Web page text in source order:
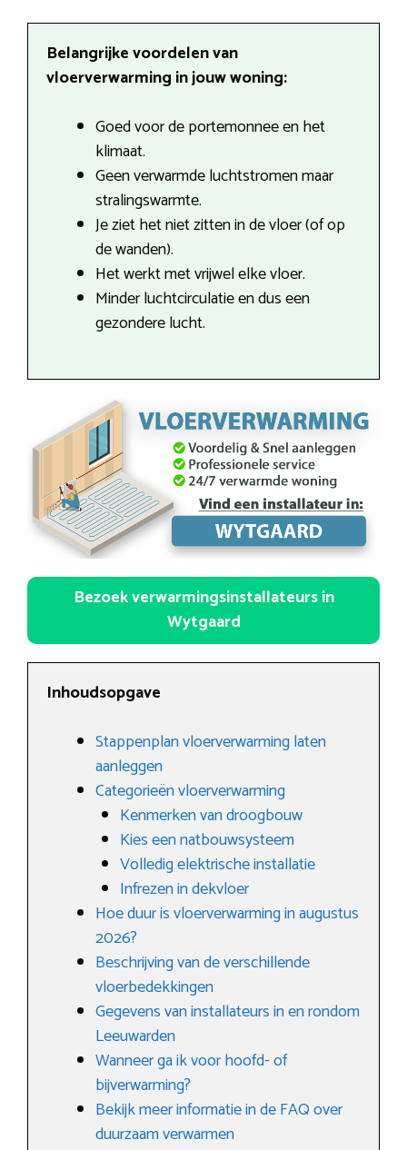
Belangrijke voordelen van
vloerverwarming in jouw woning:
Goed voor de portemonnee en het
klimaat.
Geen verwarmde luchtstromen maar
stralingswarmte.
Je ziet het niet zitten in de vloer (of op
de wanden).
Het werkt met vrijwel elke vloer.
Minder luchtcirculatie en dus een
gezondere lucht.
Bezoek verwarmingsinstallateurs in
Wytgaard
Inhoudsopgave
Stappenplan vloerverwarming laten
aanleggen
Categorieën vloerverwarming
Kenmerken van droogbouw
Kies een natbouwsysteem
Volledig elektrische installatie
Infrezen in dekvloer
Hoe duur is vloerverwarming in augustus
2026?
Beschrijving van de verschillende
vloerbedekkingen
Gegevens van installateurs in en rondom
Leeuwarden
Wanneer ga ik voor hoofd- of
bijverwarming?
Bekijk meer informatie in de FAQ over
duurzaam verwarmen